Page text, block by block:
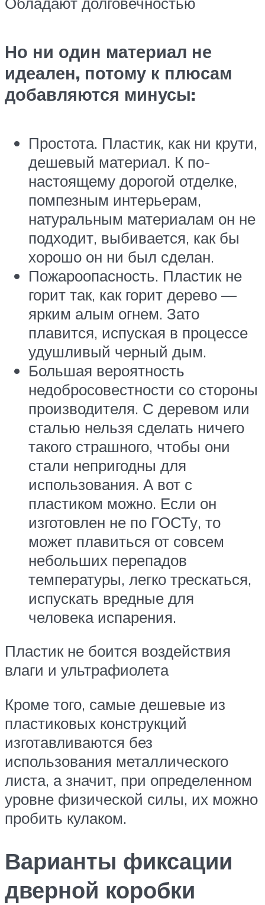
Но ни один материал не
идеален, потому к плюсам
добавляются минусы:
Простота. Пластик, как ни крути,
дешевый материал. К по-
настоящему дорогой отделке,
помпезным интерьерам,
натуральным материалам он не
подходит, выбивается, как бы
хорошо он ни был сделан.
Пожароопасность. Пластик не
горит так, как горит дерево —
ярким алым огнем. Зато
плавится, испуская в процессе
удушливый черный дым.
Большая вероятность
недобросовестности со стороны
производителя. С деревом или
сталью нельзя сделать ничего
такого страшного, чтобы они
стали непригодны для
использования. А вот с
пластиком можно. Если он
изготовлен не по ГОСТу, то
может плавиться от совсем
небольших перепадов
температуры, легко трескаться,
испускать вредные для
человека испарения.
Пластик не боится воздействия
влаги и ультрафиолета
Кроме того, самые дешевые из
пластиковых конструкций
изготавливаются без
использования металлического
листа, а значит, при определенном
уровне физической силы, их можно
пробить кулаком.
Варианты фиксации
дверной коробки